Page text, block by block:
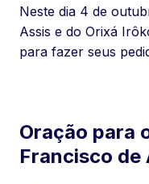
Neste dia 4 de
Assis e do Orixá
para fazer seus
Oração para
Francisco de